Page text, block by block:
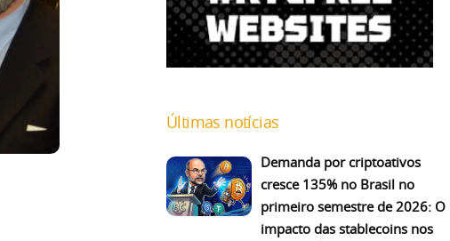
Últimas notícias
Demanda por criptoativos
cresce 135% no Brasil no
primeiro semestre de 2026: O
impacto das stablecoins nos